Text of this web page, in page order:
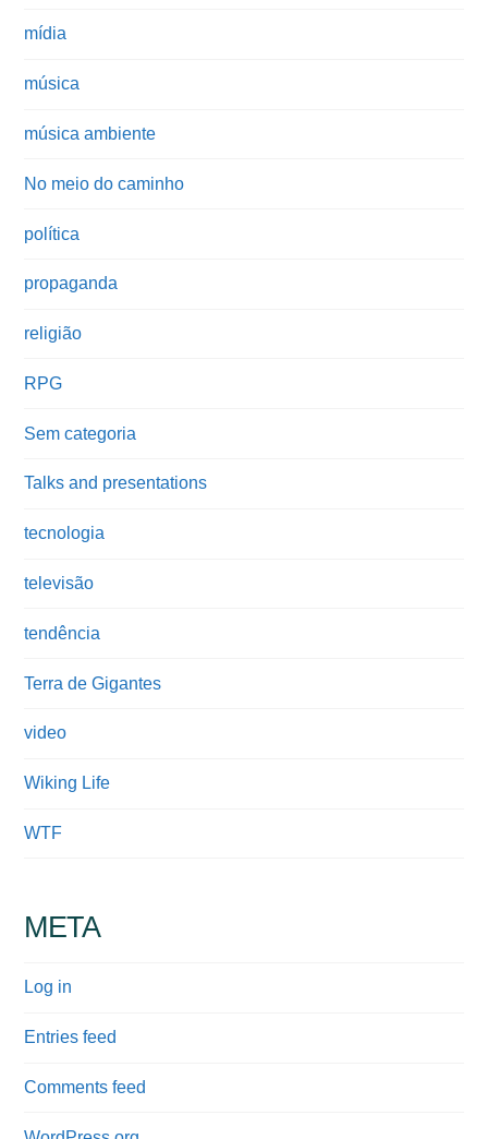
mídia
música
música ambiente
No meio do caminho
política
propaganda
religião
RPG
Sem categoria
Talks and presentations
tecnologia
televisão
tendência
Terra de Gigantes
video
Wiking Life
WTF
META
Log in
Entries feed
Comments feed